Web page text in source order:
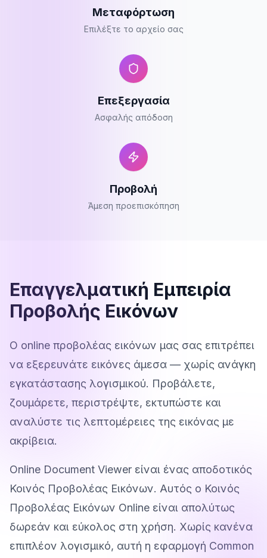
Μεταφόρτωση
Επιλέξτε το αρχείο σας
Επεξεργασία
Ασφαλής απόδοση
Προβολή
Άμεση προεπισκόπηση
Επαγγελματική Εμπειρία
Προβολής Εικόνων
Ο online προβολέας εικόνων μας σας επιτρέπει
να εξερευνάτε εικόνες άμεσα — χωρίς ανάγκη
εγκατάστασης λογισμικού. Προβάλετε,
ζουμάρετε, περιστρέψτε, εκτυπώστε και
αναλύστε τις λεπτομέρειες της εικόνας με
ακρίβεια.
Online Document Viewer είναι ένας αποδοτικός
Κοινός Προβολέας Εικόνων. Αυτός ο Κοινός
Προβολέας Εικόνων Online είναι απολύτως
δωρεάν και εύκολος στη χρήση. Χωρίς κανένα
επιπλέον λογισμικό, αυτή η εφαρμογή Common